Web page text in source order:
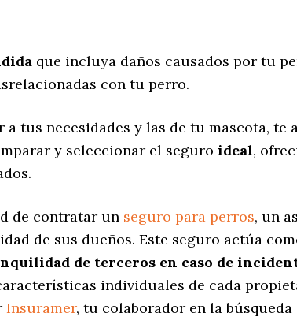
que incluya daños causados por tu
con tu perro.
tus necesidades y las de tu mascota, te
y seleccionar el seguro ideal,
de contratar un seguro para perros, un
de sus dueños. Este seguro actúa
de terceros en caso de
individuales de cada
Insuramer, tu colaborador en la